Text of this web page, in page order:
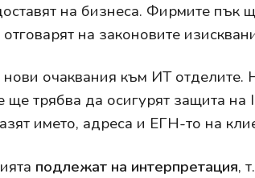
на бизнеса. Фирмите пък
на законовите
нови очаквания към ИТ отделите.
трябва да осигурят защита на
името, адреса и ЕГН-то на
подлежат на интерпретация,